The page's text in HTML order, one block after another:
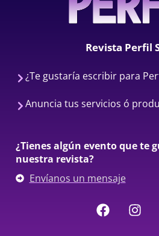
Revista Perfil
¿Te gustaría escribir para
Anuncia tus servicios ó
¿Tienes algún evento que te
nuestra revista?
Envíanos un mensaje